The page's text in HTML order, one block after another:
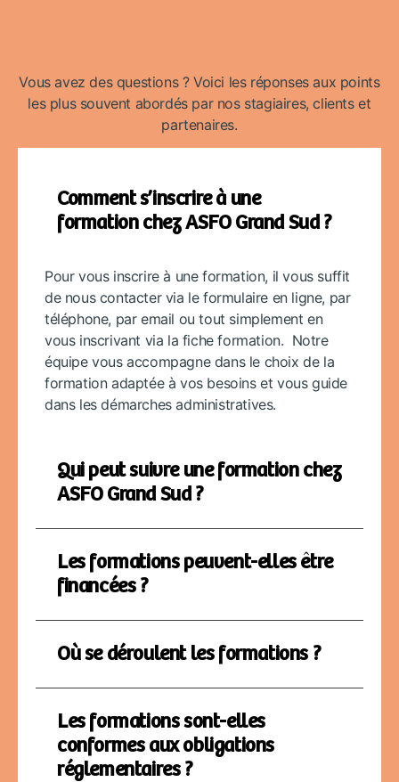
Vous avez des questions ? Voici les réponses aux points
les plus souvent abordés par nos stagiaires, clients et
partenaires.
Comment s’inscrire à une
formation chez ASFO Grand Sud ?
Pour vous inscrire à une formation, il vous suffit
de nous contacter via le formulaire en ligne, par
téléphone, par email ou tout simplement en
vous inscrivant via la fiche formation. Notre
équipe vous accompagne dans le choix de la
formation adaptée à vos besoins et vous guide
dans les démarches administratives.
Qui peut suivre une formation chez
ASFO Grand Sud ?
Les formations peuvent-elles être
financées ?
Où se déroulent les formations ?
Les formations sont-elles
conformes aux obligations
réglementaires ?